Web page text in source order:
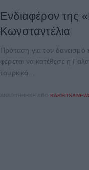
Ενδιαφέρον της
Κωνσταντέλια
Πρόταση για τον δανεισμό
φέρεται να κατέθεσε η
τουρκικά...
ΑΝΑΡΤΉΘΗΚΕ ΑΠΌ